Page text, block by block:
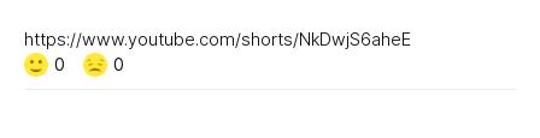
https://www.youtube.com/shorts/NkDwjS6aheE
Like/Dislike
공
0
비
0